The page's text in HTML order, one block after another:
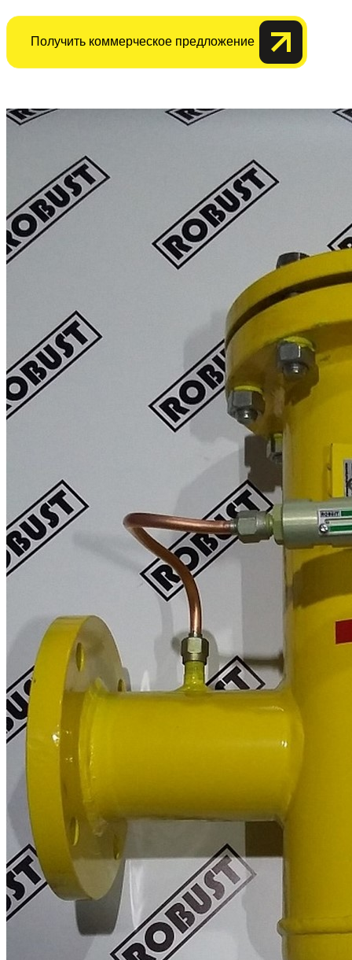
Получить коммерческое предложение